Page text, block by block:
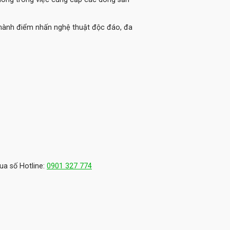
điểm nhấn nghệ thuật độc đáo, đa
số Hotline: 0901 327 774